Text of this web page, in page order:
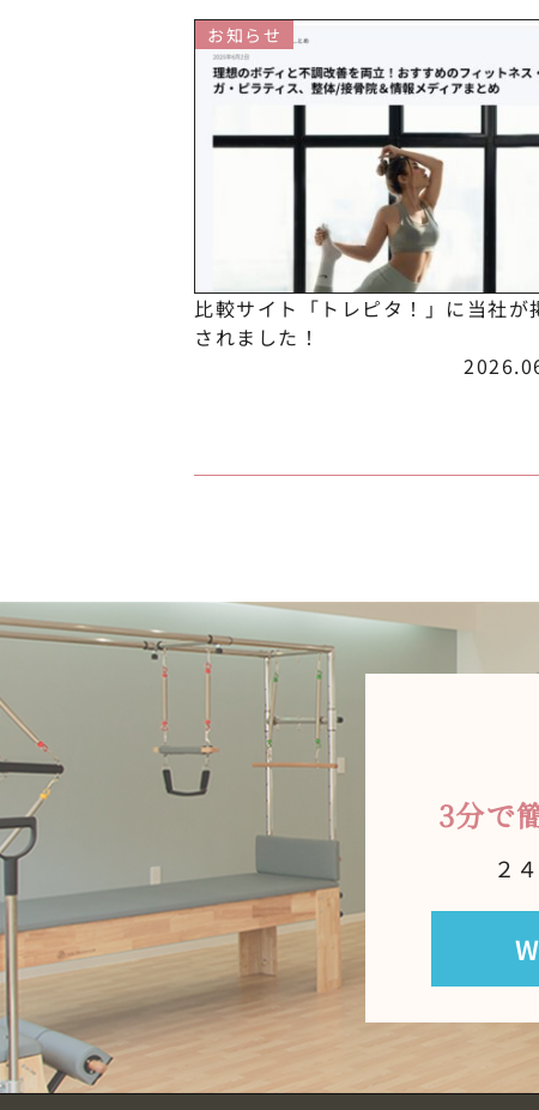
お知らせ
比較サイト「トレピタ！」に当社が
されました！
3分で
２